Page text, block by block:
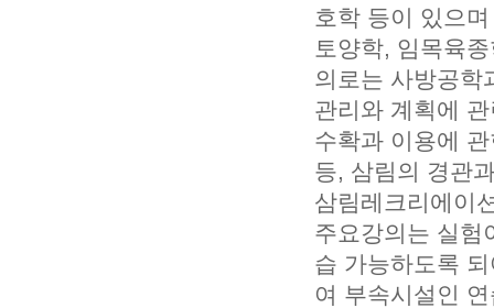
호학 등이 있으
토양학, 임목육
의로는 사방공학
관리와 계획에
수확과 이용에
등, 삼림의 경관
삼림레크리에이
주요강의는 실험
습 가능하도록
여 부속시설인